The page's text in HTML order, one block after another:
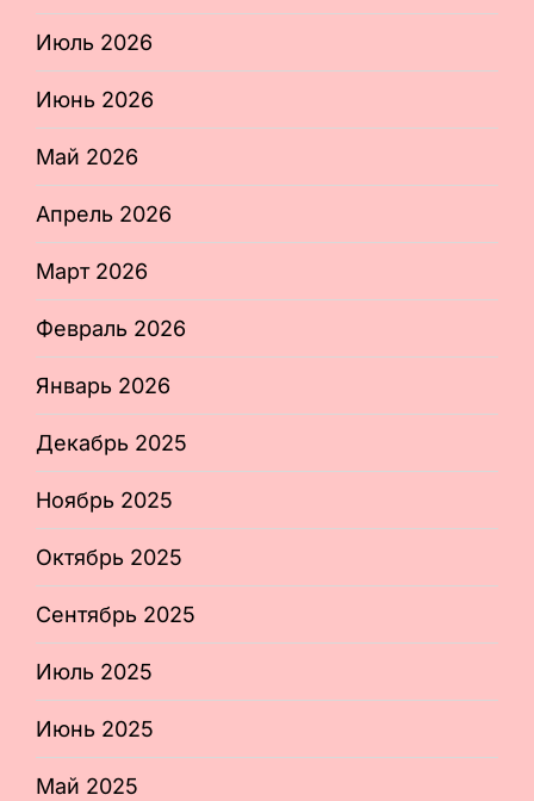
Июль 2026
Июнь 2026
Май 2026
Апрель 2026
Март 2026
Февраль 2026
Январь 2026
Декабрь 2025
Ноябрь 2025
Октябрь 2025
Сентябрь 2025
Июль 2025
Июнь 2025
Май 2025